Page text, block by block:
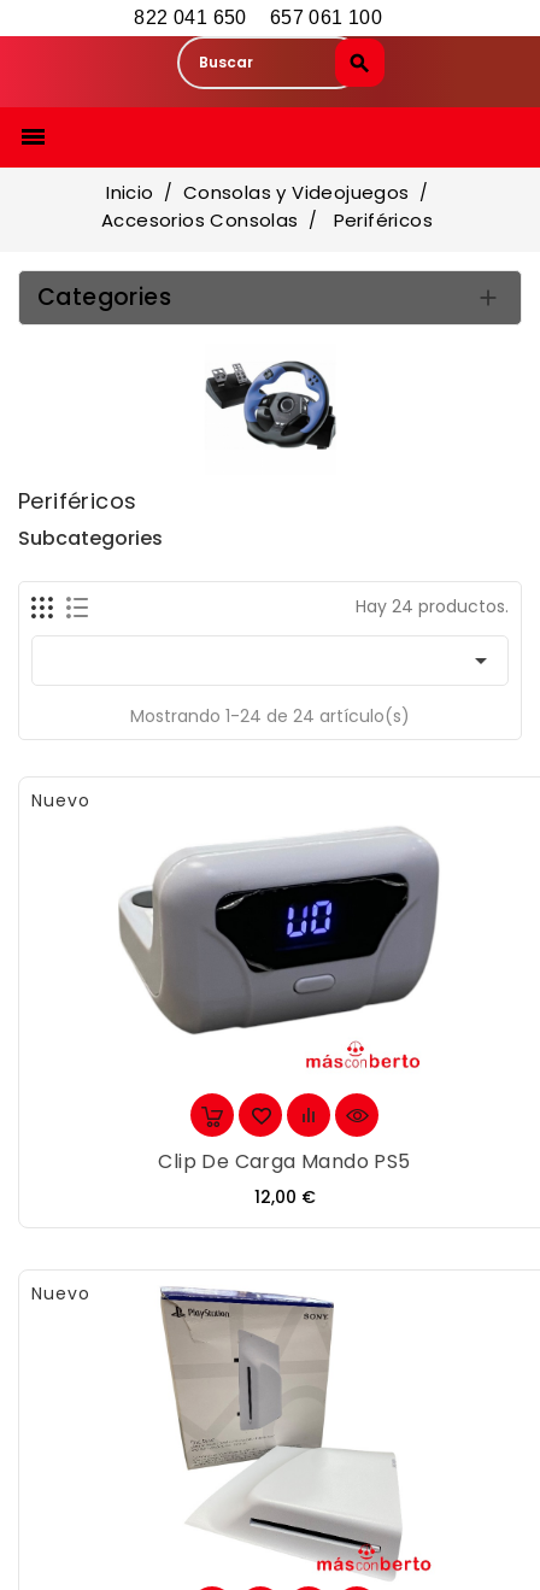
822 041 650 657 061 100

Inicio
Consolas y Videojuegos
Accesorios Consolas
Periféricos
Categories 
Periféricos
Subcategories
Hay 24 productos.

Mostrando 1-24 de 24 artículo(s)
Nuevo
Clip De Carga Mando PS5
Precio
12,00 €
Nuevo